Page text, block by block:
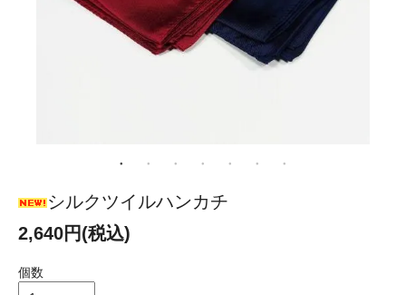
シルクツイルハンカチ
2,640円(税込)
個数